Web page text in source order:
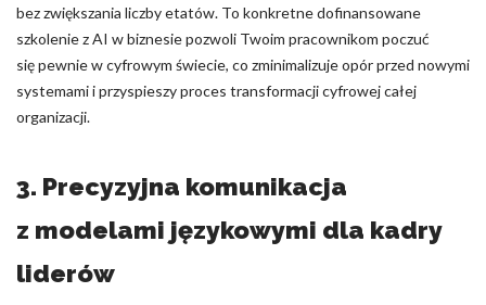
bez zwiększania liczby etatów. To konkretne dofinansowane
szkolenie z AI w biznesie pozwoli Twoim pracownikom poczuć
się pewnie w cyfrowym świecie, co zminimalizuje opór przed nowymi
systemami i przyspieszy proces transformacji cyfrowej całej
organizacji.
3. Precyzyjna komunikacja
z modelami językowymi dla kadry
liderów